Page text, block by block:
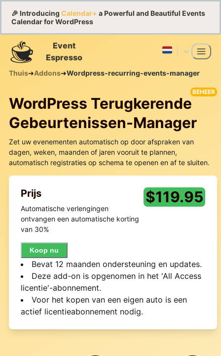
🎉 Introducing Calendar+ a Powerful and Beautiful Events
Calendar for WordPress
Event
Espresso
Thuis➔Addons➔Wordpress-recurring-events-manager
WordPress Terugkerende
Gebeurtenissen-Manager
BEHEER
Zet uw evenementen automatisch op door afspraken van
dagen, weken, maanden of jaren vooruit te plannen,
automatisch registraties op schema te openen en af te sluiten.
Prijs
Automatische verlengingen
ontvangen een automatische korting
van 30%
Koop nu
$119.95
Bevat 12 maanden ondersteuning en updates.
Deze add-on is opgenomen in het 'All Access
licentie'-abonnement.
Voor het kopen van een eigen auto is een
actief licentieabonnement nodig.